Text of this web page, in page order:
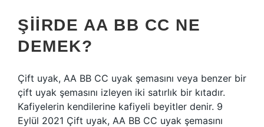
ŞIIRDE AA BB CC NE
DEMEK?
Çift uyak, AA BB CC uyak şemasını veya benzer bir
çift uyak şemasını izleyen iki satırlık bir kıtadır.
Kafiyelerin kendilerine kafiyeli beyitler denir. 9
Eylül 2021 Çift uyak, AA BB CC uyak şemasını